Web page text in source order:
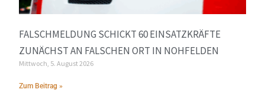
FALSCHMELDUNG SCHICKT 60 EINSATZKRÄFTE
ZUNÄCHST AN FALSCHEN ORT IN NOHFELDEN
Mittwoch, 5. August 2026
Zum Beitrag »